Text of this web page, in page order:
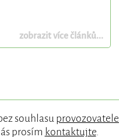
zobrazit více článků...
souhlasu provozovatele
prosím kontaktujte.